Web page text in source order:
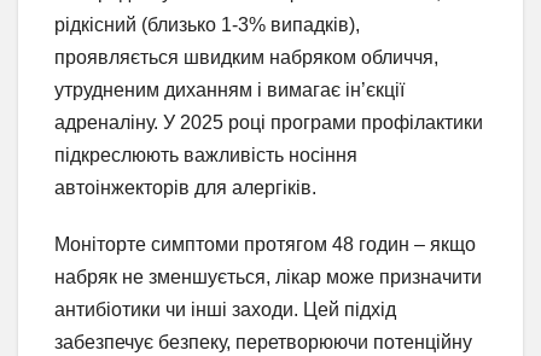
рідкісний (близько 1-3% випадків),
проявляється швидким набряком обличчя,
утрудненим диханням і вимагає ін’єкції
адреналіну. У 2025 році програми профілактики
підкреслюють важливість носіння
автоінжекторів для алергіків.
Моніторте симптоми протягом 48 годин – якщо
набряк не зменшується, лікар може призначити
антибіотики чи інші заходи. Цей підхід
забезпечує безпеку, перетворюючи потенційну